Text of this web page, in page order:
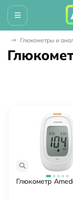
Глюкометры и
Глюкометр